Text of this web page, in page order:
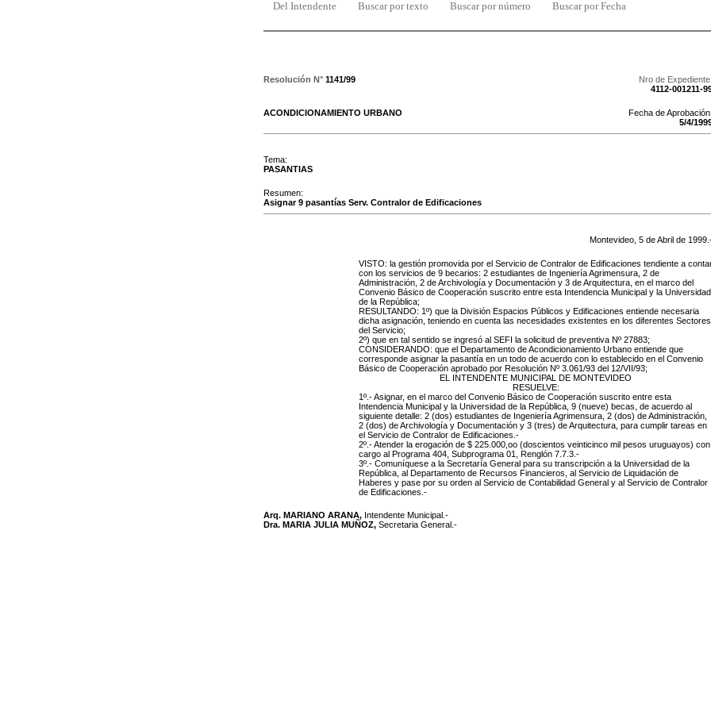
Del Intendente Buscar por texto Buscar por número Buscar por Fecha
Resolución N° 1141/99
Nro de Expediente:
4112-001211-
ACONDICIONAMIENTO URBANO
Fecha de Aprobación:
5/4/
Tema:
PASANTIAS
Resumen:
Asignar 9 pasantías Serv. Contralor de Edificaciones
Montevideo, 5 deAbril de 1999
VISTO: la gestión promovida por el Servicio de Contralor de Edificaciones tendiente a
con los servicios de 9 becarios: 2 estudiantes de Ingeniería Agrimensura, 2 de
Administración, 2 de Archivología y Documentación y 3 de Arquitectura, en el marco del
Convenio Básico de Cooperación suscrito entre esta Intendencia Municipal y la Universidad
de la República;
RESULTANDO: 1º) que la División Espacios Públicos y Edificaciones entiende necesaria
dicha asignación, teniendo en cuenta las necesidades existentes en los diferentes Sectores
del Servicio;
2º) que en tal sentido se ingresó al SEFI la solicitud de preventiva Nº 27883;
CONSIDERANDO: que el Departamento de Acondicionamiento Urbano entiende que
corresponde asignar la pasantía en un todo de acuerdo con lo establecido en el Convenio
Básico de Cooperación aprobado por Resolución Nº 3.061/93 del 12/VII/93;
EL INTENDENTE MUNICIPAL DE MONTEVIDEO
RESUELVE:
1º.- Asignar, en el marco del Convenio Básico de Cooperación suscrito entre esta
Intendencia Municipal y la Universidad de la República, 9 (nueve) becas, de acuerdo al
siguiente detalle: 2 (dos) estudiantes de Ingeniería Agrimensura, 2 (dos) de Administración,
2 (dos) de Archivología y Documentación y 3 (tres) de Arquitectura , para cumplir tareas en
el Servicio de Contralor de Edificaciones.-
2º.- Atender la erogación de $ 225.000,oo (doscientos veinticinco mil pesos uruguayos) con
cargo al Programa 404, Subprograma 01, Renglón 7.7.3.-
3º.- Comuníquese a la Secretaría General para su transcripción a la Universidad de la
República, al Departamento de Recursos Financieros, al Servicio de Liquidación de
Haberes y pase por su orden al Servicio de Contabilidad General y al Servicio de Contralor
de Edificaciones.-
Arq. MARIANO ARANA, Intendente Municipal.-
Dra. MARIA JULIA MUÑOZ, Secretaria General.-